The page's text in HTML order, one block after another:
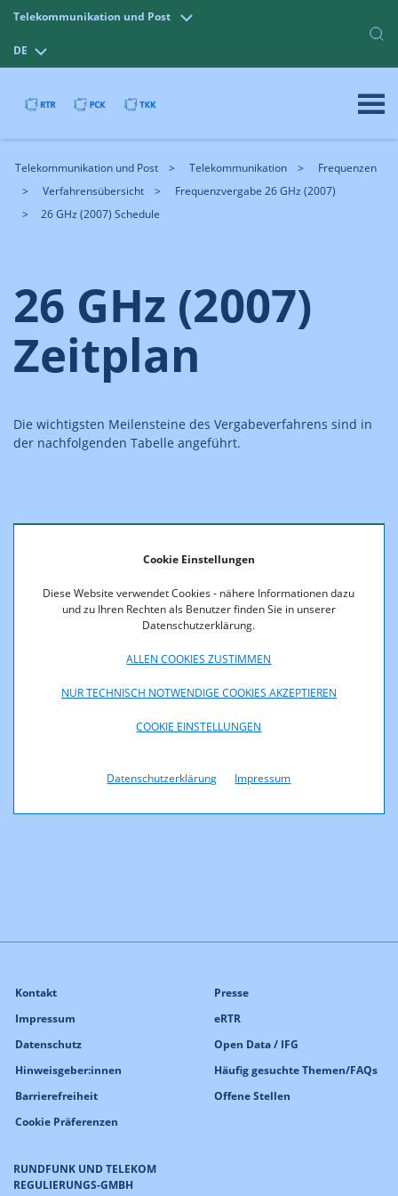
Cookie Einstellungen
Diese Website verwendet Cookies - nähere Informationen dazu
und zu Ihren Rechten als Benutzer finden Sie in unserer
Datenschutzerklärung.
ALLEN COOKIES ZUSTIMMEN
NUR TECHNISCH NOTWENDIGE COOKIES AKZEPTIEREN
COOKIE EINSTELLUNGEN
Datenschutzerklärung Impressum
Telekommunikation und Post
DE
Telekommunikation und Post Telekommunikation
Frequenzen
Verfahrensübersicht
Frequenzvergabe 26 GHz (2007)
26 GHz (2007) Schedule
26 GHz (2007)
Zeitplan
Die wichtigsten Meilensteine des Vergabeverfahrens sind in
der nachfolgenden Tabelle angeführt.
Veröffentlichung der Ausschreibung
Ende der Ausschreibungsfrist
Beginn des Auktionsverfahrens
Termin Bescheiderlassung
RUNDFUNK UND TELEKOM
REGULIERUNGS-GMBH
Kontakt
Impressum
Datenschutz
Hinweisgeber:innen
Barrierefreiheit
Cookie Präferenzen
Presse
eRTR
Open Data / IFG
Häufig gesuchte Themen/FAQs
Offene Stellen